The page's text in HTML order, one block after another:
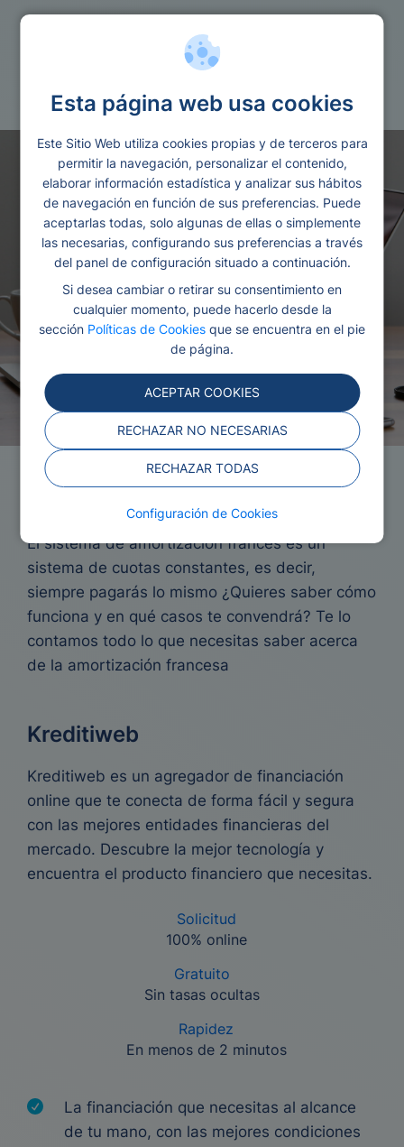
Esta página web usa cookies
Este Sitio Web utiliza cookies propias y de terceros para
permitir la navegación, personalizar el contenido,
elaborar información estadística y analizar sus hábitos
de navegación en función de sus preferencias. Puede
aceptarlas todas, solo algunas de ellas o simplemente
las necesarias, configurando sus preferencias a través
del panel de configuración situado a continuación.
Si desea cambiar o retirar su consentimiento en
cualquier momento, puede hacerlo desde la
sección Políticas de Cookies que se encuentra en el pie
de página.
ACEPTAR COOKIES
RECHAZAR NO NECESARIAS
RECHAZAR TODAS
Configuración de Cookies
Amortización Francesa
El sistema de amortización francés es un
sistema de cuotas constantes, es decir,
siempre pagarás lo mismo ¿Quieres saber cómo
funciona y en qué casos te convendrá? Te lo
contamos todo lo que necesitas saber acerca
de la amortización francesa
Kreditiweb
Kreditiweb es un agregador de financiación
online que te conecta de forma fácil y segura
con las mejores entidades financieras del
mercado. Descubre la mejor tecnología y
encuentra el producto financiero que necesitas.
Solicitud
100% online
Gratuito
Sin tasas ocultas
Rapidez
En menos de 2 minutos
La financiación que necesitas al alcance
de tu mano, con las mejores condiciones